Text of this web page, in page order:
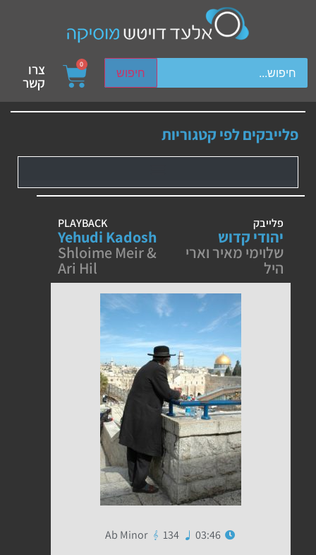
חיפוש
device users, explore by touch or with swipe gestures.
0 צרו
קשר
פלייבקים לפי קטגוריות
פלייבק
יהודי קדוש
שלוימי מאיר וארי
היל
PLAYBACK
Yehudi Kadosh
Shloime Meir &
Ari Hil
03:46
134
Ab Minor